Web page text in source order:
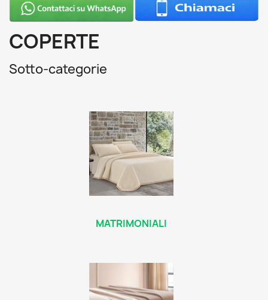
COPERTE
Sotto-categorie
MATRIMONIALI